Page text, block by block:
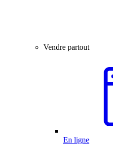
Vendre partout
En ligne